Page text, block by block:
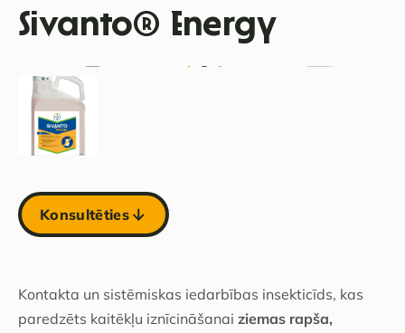
Sivanto® Energy
Konsultēties
Kontakta un sistēmiskas iedarbības insekticīds, kas
paredzēts kaitēkļu iznīcināšanai ziemas rapša,